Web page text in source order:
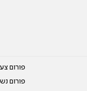
פורום
פורום